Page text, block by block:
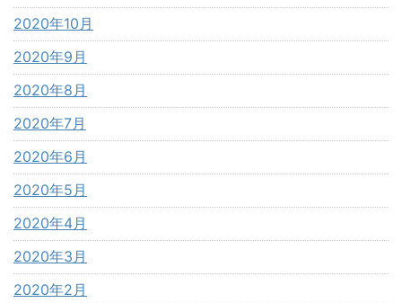
2020年10月
2020年9月
2020年8月
2020年7月
2020年6月
2020年5月
2020年4月
2020年3月
2020年2月